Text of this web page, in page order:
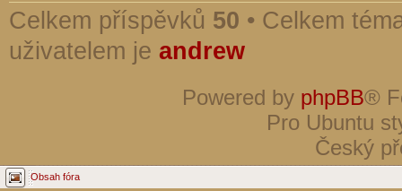
Celkem příspěvků 50 • Celkem
uživatelem je andrew
Powered by phpBB®
Pro Ubuntu
Český
Obsah fóra